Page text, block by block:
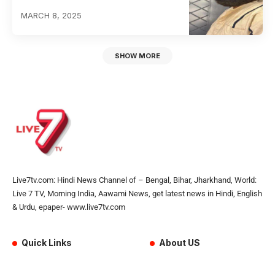
MARCH 8, 2025
SHOW MORE
Live7tv.com: Hindi News Channel of – Bengal, Bihar, Jharkhand, World:
Live 7 TV, Morning India, Aawami News, get latest news in Hindi, English
& Urdu, epaper- www.live7tv.com
Quick Links About US